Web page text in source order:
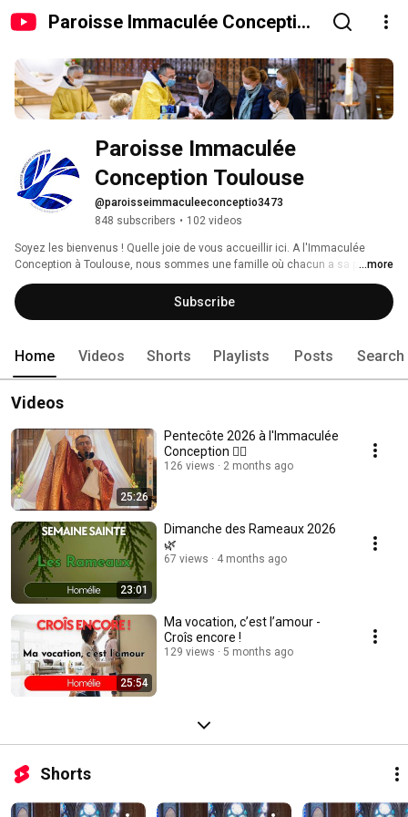
Paroisse Immaculée Conception
Paroisse Immaculée
Conception Toulouse
@paroisseimmaculeeconceptio3473
848 subscribers • 102 videos
Soyez les bienvenus ! Quelle joie de vous accueillir ici. A l'Immaculée
Conception à Toulouse, nous sommes une famille où chacun a sa place.
Une famille qui vit, prie, partage et prend soin des autres.
...more
Subscribe
Home Videos Shorts Playlists Posts Search
Videos
25:26
Pentecôte 2026 à l'Immaculée
Conception ❤️‍🔥
126 views 2 months ago
23:01
Dimanche des Rameaux 2026
🌿
67 views 4 months ago
25:54
Ma vocation, c’est l’amour -
Croîs encore !
129 views 5 months ago
Shorts